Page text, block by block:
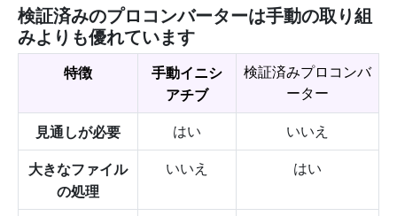
検証済みのプロコンバーターは手動の取り組
みよりも優れています
特徴
手動イニシ
アチブ
検証済みプロコンバ
ーター
見通しが必要 はい いいえ
大きなファイル
の処理
いいえ はい